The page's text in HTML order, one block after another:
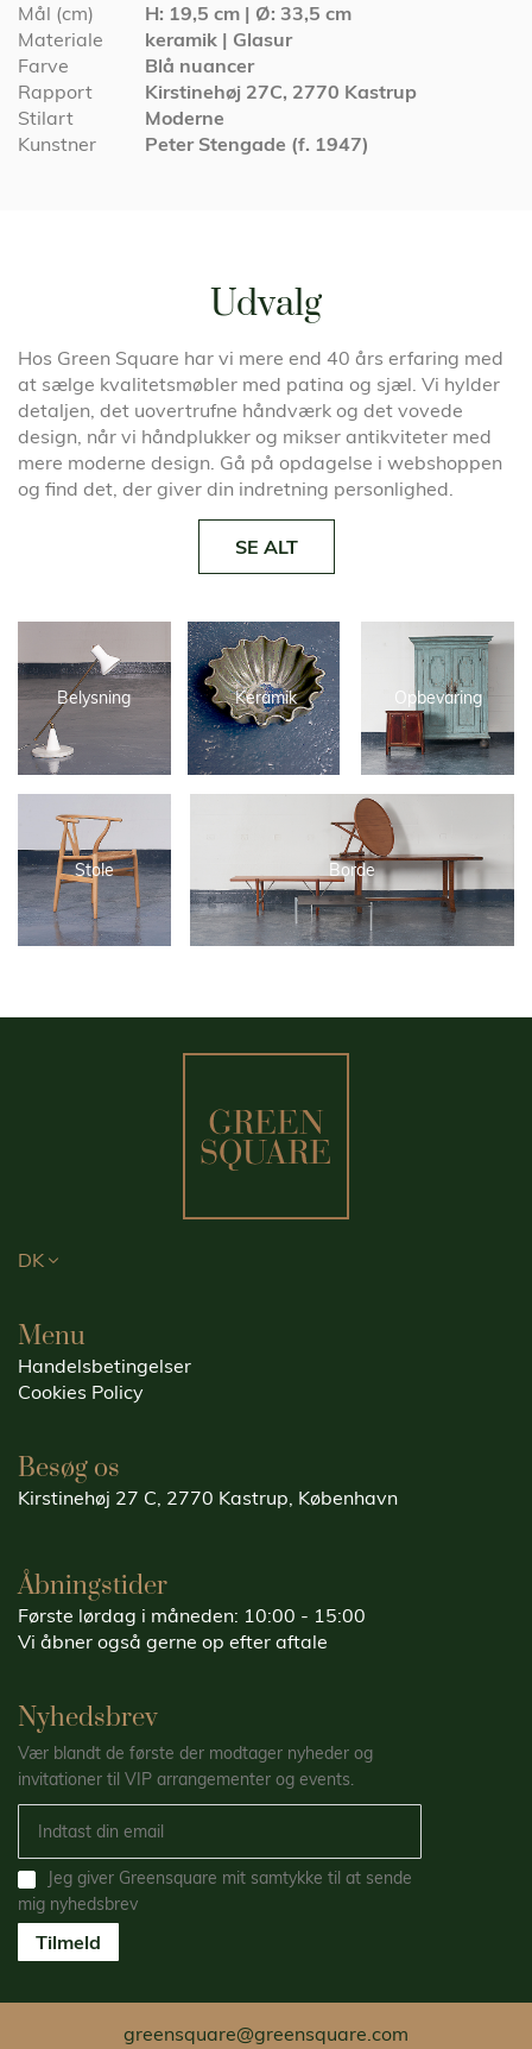
Mål (cm)
H: 19,5 cm | Ø: 33,5 cm
Materiale
keramik | Glasur
Farve
Blå nuancer
Rapport
Kirstinehøj 27C, 2770 Kastrup
Stilart
Moderne
Kunstner
Peter Stengade (f. 1947)
Belysning Keramik Opbevaring
Stole Borde
Udvalg
Hos Green Square har vi mere end 40 års erfaring med
at sælge kvalitetsmøbler med patina og sjæl. Vi hylder
detaljen, det uovertrufne håndværk og det vovede
design, når vi håndplukker og mikser antikviteter med
mere moderne design. Gå på opdagelse i webshoppen
og find det, der giver din indretning personlighed.
SE ALT
DK
Menu
Handelsbetingelser
Cookies Policy
Besøg os
Kirstinehøj 27 C, 2770 Kastrup, København
Åbningstider
Første lørdag i måneden: 10:00 - 15:00
Vi åbner også gerne op efter aftale
Nyhedsbrev
Vær blandt de første der modtager nyheder og
invitationer til VIP arrangementer og events.
Jeg giver Greensquare mit samtykke til at sende
mig nyhedsbrev
Tilmeld
greensquare@greensquare.com